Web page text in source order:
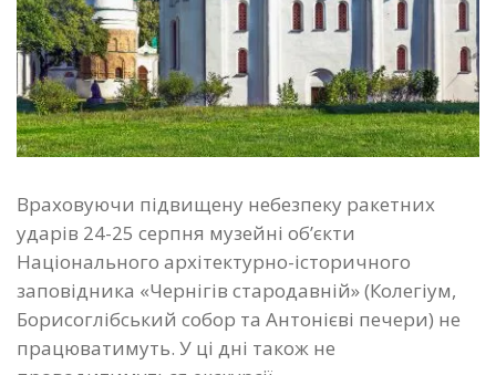
Враховуючи підвищену небезпеку ракетних
ударів 24-25 серпня музейні об’єкти
Національного архітектурно-історичного
заповідника «Чернігів стародавній» (Колегіум,
Борисоглібський собор та Антонієві печери) не
працюватимуть. У ці дні також не